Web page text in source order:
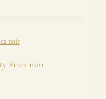
Erica noir